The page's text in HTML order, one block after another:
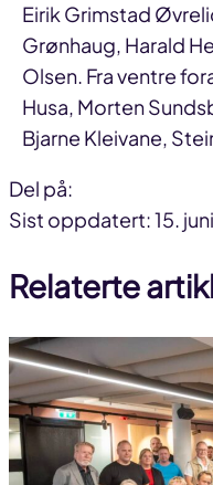
Eirik Grimstad
Grønhaug, Harald
Olsen. Fra ventre
Husa, Morten
Bjarne Kleivane,
Del på:
Del
facebook
Del
linkedin
Del
Sist oppdatert: 15.
Relaterte